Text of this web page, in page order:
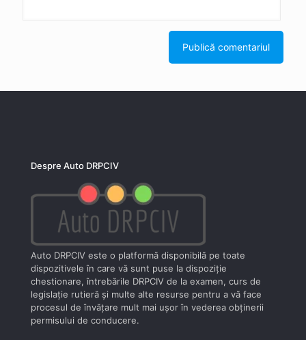
Despre Auto DRPCIV
Auto DRPCIV este o platformă disponibilă pe toate
dispozitivele în care vă sunt puse la dispoziţie
chestionare, întrebările DRPCIV de la examen, curs de
legislaţie rutieră şi multe alte resurse pentru a vă face
procesul de învăţare mult mai uşor în vederea obţinerii
permisului de conducere.